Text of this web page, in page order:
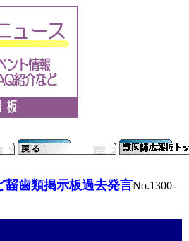
齧歯類掲示板過去発言No.1300-